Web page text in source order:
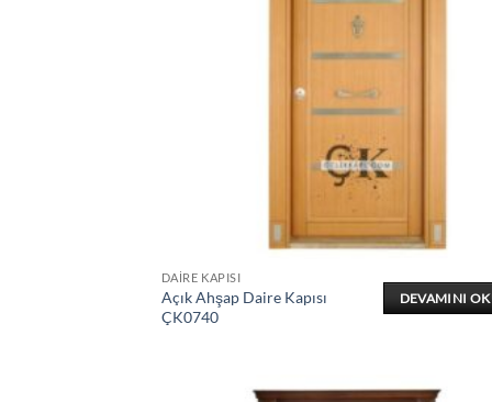
DAIRE KAPISI
Açık Ahşap Daire Kapısı
ÇK0740
DEVAMINI